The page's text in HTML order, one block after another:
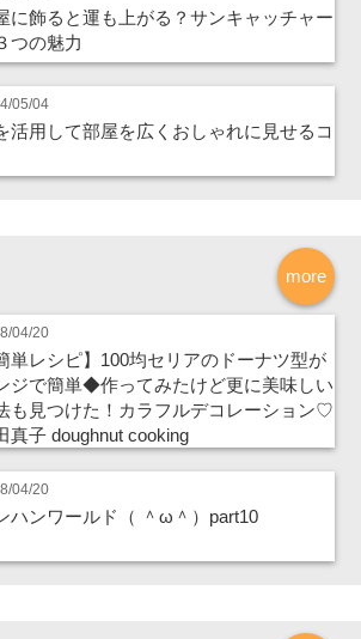
に飾ると運も上がる？サンキャッチャー
つの魅力
05/04
活用して部屋を広くおしゃれに見せるコ
more
04/20
単レシピ】100均セリアのドーナツ型が
ジで簡単◆作ってみたけど更に美味しい
も見つけた！カラフルデコレーション♡
真子 doughnut cooking
04/20
ハンワールド（ ＾ω＾）part10